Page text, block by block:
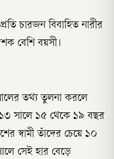
চারজন বিবাহিত নারীর
বেশি বয়সী।
তথ্য তুলনা করলে
১৩ সালে ১৫ থেকে ১৯ বছর
স্বামী তাঁদের চেয়ে ১০
সেই হার বেড়ে